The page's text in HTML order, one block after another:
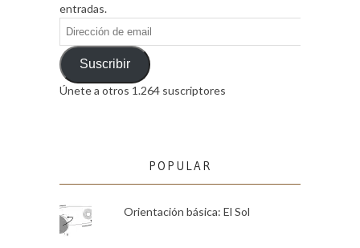
entradas.
Dirección
de
emailSuscribir
Únete a otros 1.264 suscriptores
POPULAR
Orientación básica: El Sol